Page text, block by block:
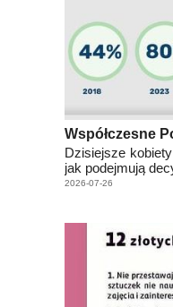
Współczesne
Dzisiejsze
jak podejmują
2026-07-26